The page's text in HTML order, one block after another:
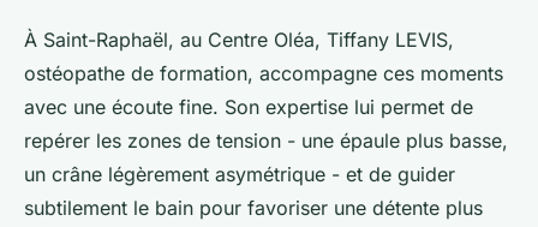
À Saint-Raphaël, au Centre Oléa, Tiffany LEVIS,
ostéopathe de formation, accompagne ces moments
avec une écoute fine. Son expertise lui permet de
repérer les zones de tension - une épaule plus basse,
un crâne légèrement asymétrique - et de guider
subtilement le bain pour favoriser une détente plus